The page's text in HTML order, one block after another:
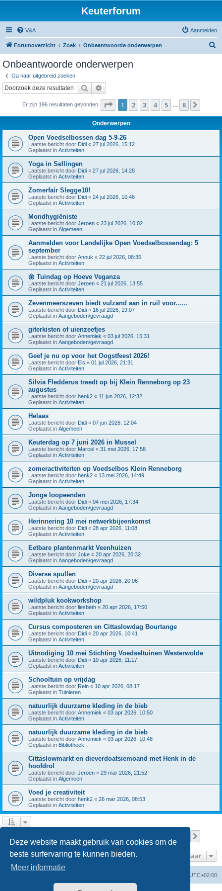
Deze website maakt gebruik van cookies om de
beste surfervaring te kunnen bieden.
Meer informatie
Keuterforum
V&A Aanmelden
Forumoverzicht Zoek Onbeantwoorde onderwerpen
Onbeantwoorde onderwerpen
Ga naar uitgebreid zoeken
Zoek
Er zijn 196 resultaten gevonden Pagina van 8
1 2 3 4 5 8
Onderwerpen
Open Voedselbossen dag 5-9-26
Laatste bericht door Didi « 27 jul 2026, 15:12
Geplaatst in Activiteiten
Yoga in Sellingen
Laatste bericht door Didi « 27 jul 2026, 14:28
Geplaatst in Activiteiten
Zomerfair Slegge10!
Laatste bericht door Didi « 24 jul 2026, 10:46
Geplaatst in Activiteiten
Mondhygiëniste
Laatste bericht door Jeroen « 23 jul 2026, 10:02
Geplaatst in Algemeen
Aanmelden voor Landelijke Open Voedselbossendag: 5
september
Laatste bericht door Anouk « 22 jul 2026, 08:35
Geplaatst in Activiteiten
🌼 Tuindag op Hoeve Veganza
Laatste bericht door Jeroen « 21 jul 2026, 13:55
Geplaatst in Activiteiten
Zevenmeerszeven biedt vulzand aan in ruil voor......
Laatste bericht door Didi « 16 jul 2026, 19:07
Geplaatst in Aangeboden/gevraagd
giterkisten of uienzeefjes
Laatste bericht door Annemiek « 03 jul 2026, 15:31
Geplaatst in Aangeboden/gevraagd
Geef je nu op voor het Oogstfeest 2026!
Laatste bericht door Els « 01 jul 2026, 21:31
Geplaatst in Activiteiten
Silvia Fledderus treedt op bij Klein Renneborg op 23
augustus
Laatste bericht door henk2 « 11 jun 2026, 12:32
Geplaatst in Activiteiten
Helaas
Laatste bericht door Didi « 07 jun 2026, 12:04
Geplaatst in Algemeen
Keuterdag op 7 juni 2026 in Mussel
Laatste bericht door Marcel « 31 mei 2026, 17:58
Geplaatst in Activiteiten
zomeractiviteiten op Voedselbos Klein Renneborg
Laatste bericht door henk2 « 13 mei 2026, 14:49
Geplaatst in Activiteiten
Jonge loopeenden
Laatste bericht door Didi « 04 mei 2026, 17:34
Geplaatst in Aangeboden/gevraagd
Herinnering 10 mei netwerkbijeenkomst
Laatste bericht door Didi « 28 apr 2026, 11:08
Geplaatst in Activiteiten
Eetbare plantenmarkt Veenhuizen
Laatste bericht door Joke « 20 apr 2026, 20:32
Geplaatst in Aangeboden/gevraagd
Diverse spullen
Laatste bericht door Didi « 20 apr 2026, 20:06
Geplaatst in Aangeboden/gevraagd
wildpluk kookworkshop
Laatste bericht door liesbeth « 20 apr 2026, 17:50
Geplaatst in Activiteiten
Cursus composteren en Cittaslowdag Bourtange
Laatste bericht door Didi « 20 apr 2026, 10:41
Geplaatst in Activiteiten
Uitnodiging 10 mei Stichting Voedseltuinen Westerwolde
Laatste bericht door Didi « 10 apr 2026, 11:17
Geplaatst in Activiteiten
Schooltuin op vrijdag
Laatste bericht door Rein « 10 apr 2026, 08:17
Geplaatst in Tuinieren
natuurlijk duurzame kleding in de bieb
Laatste bericht door Annemiek « 03 apr 2026, 10:50
Geplaatst in Activiteiten
natuurlijk duurzame kleding in de bieb
Laatste bericht door Annemiek « 03 apr 2026, 10:48
Geplaatst in Bibliotheek
Cittaslowmarkt en dieverdoatsiemoand met Henk in de
hoofdrol
Laatste bericht door Jeroen « 29 mar 2026, 21:52
Geplaatst in Algemeen
Voed je creativiteit
Laatste bericht door henk2 « 26 mar 2026, 08:53
Geplaatst in Activiteiten
Ga naar
UTC+02:00